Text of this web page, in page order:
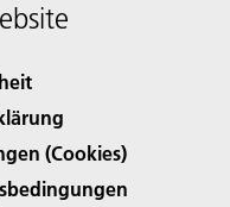
(Cookies)